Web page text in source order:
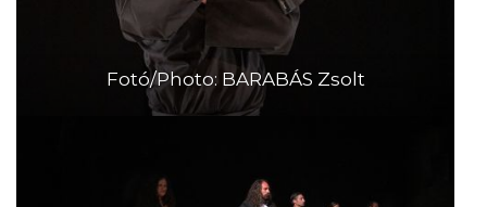
Fotó/Photo: BARABÁS Zsolt